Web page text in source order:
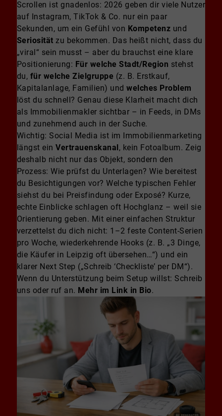
Scrollen ist gnadenlos: 2026 geben dir viele Nutzer
auf Instagram, TikTok & Co. nur ein paar
Sekunden, um ein Gefühl von Kompetenz und
Seriosität zu bekommen. Das heißt nicht, dass du
„viral“ sein musst – aber du brauchst eine klare
Positionierung: Für welche Stadt/Region stehst
du, für welche Zielgruppe (z. B. Erstkauf,
Kapitalanlage, Familien) undwelches Problem
löst du schnell? Genau diese Klarheit macht dich
als Immobilienmakler sichtbar – in Feeds, in DMs
und zunehmend auch in der Suche.
Wichtig: Social Media ist im Immobilienmarketing
längst einVertrauenskanal, kein Fotoalbum. Zeig
deshalb nicht nur das Objekt, sondern den
Prozess: Wie prüfst du Unterlagen? Wie bereitest
du Besichtigungen vor? Welche typischen Fehler
siehst du bei Preisfindung oder Exposé? Kurze,
echte Einblicke schlagen oft Hochglanz – weil sie
Orientierung geben. Mit einer einfachen Struktur
verzettelst du dich nicht: 1–2 feste Content-Serien
pro Woche, wiederkehrende Hooks (z. B. „3 Dinge,
die Käufer in Leipzig oft übersehen…“) und ein
klarer Next Step („Schreib ‘Checkliste’ per DM“).
Wenn du Unterstützung beim Setup willst: Schreib
uns oder ruf an. Mehr im Link in Bio.